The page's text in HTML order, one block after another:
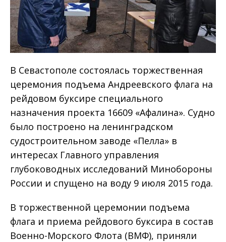
В Севастополе состоялась торжественная
церемония подъема Андреевского флага на
рейдовом буксире специального
назначения проекта 16609 «Афалина». Судно
было построено на ленинградском
судостроительном заводе «Пелла» в
интересах Главного управления
глубоководных исследований Минобороны
России и спущено на воду 9 июля 2015 года.
В торжественной церемонии подъема
флага и приема рейдового буксира в состав
Военно-Морского Флота (ВМФ), приняли